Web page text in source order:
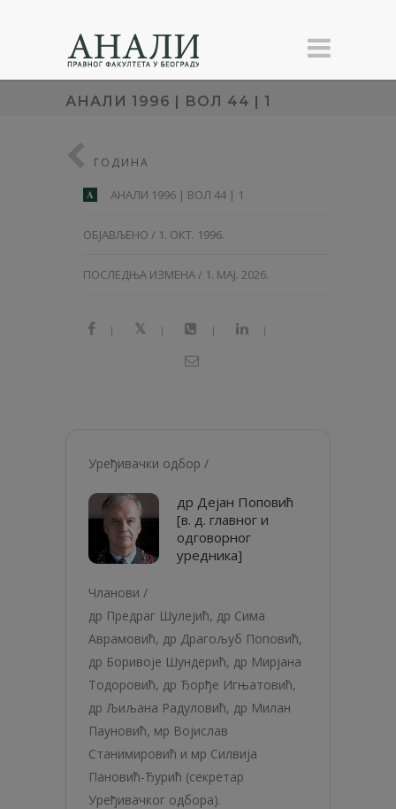
АНAЛИ 1996 | ВОЛ 44 | 1
ГОДИНА
A АНAЛИ 1996 | ВОЛ 44 | 1
ОБЈАВЉЕНО / 1. ОКТ. 1996.
ПОСЛЕДЊА ИЗМЕНА / 1. МАЈ. 2026.
| | | |
Уређивачки одбор /
др Дејан Поповић
[в. д. главног и
одговорног
уредника]
Чланови /
др Предраг Шулејић, др Сима
Аврамовић, др Драгољуб Поповић,
др Боривоје Шундерић, др Мирјана
Тодоровић, др Ђорђе Игњатовић,
др Љиљана Радуловић, др Милан
Пауновић, мр Војислав
Станимировић и мр Силвија
Пановић-Ђурић (секретар
Уређивачког одбора).